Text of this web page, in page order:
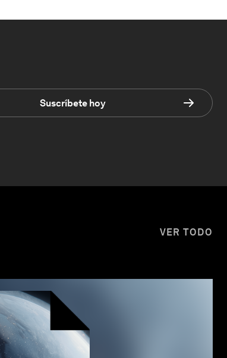
Suscríbete hoy
VER TODO